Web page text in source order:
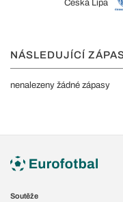
Česká Lípa
NÁSLEDUJÍCÍ
nenalezeny žádné zápasy
Soutěže